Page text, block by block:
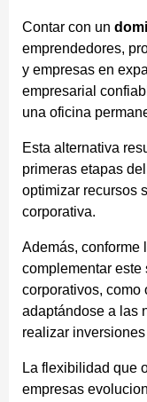
Contar con un
emprendedores,
y empresas en
empresarial
una oficina
Esta alternativa
primeras etapas
optimizar recursos
corporativa.
Además, conforme
complementar
corporativos, como
adaptándose a las
realizar
La flexibilidad que
empresas